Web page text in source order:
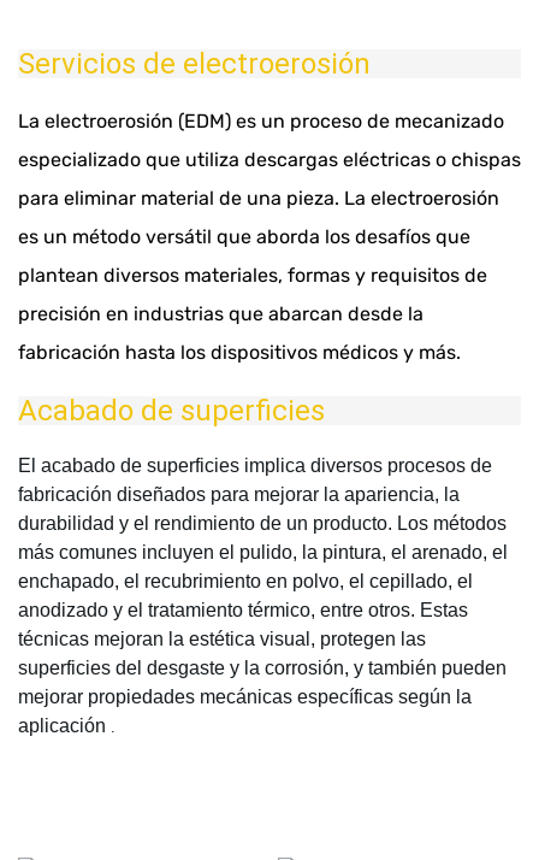
Servicios de electroerosión
La electroerosión (EDM) es un proceso de mecanizado
especializado que utiliza descargas eléctricas o chispas
para eliminar material de una pieza. La electroerosión
es un método versátil que aborda los desafíos que
plantean diversos materiales, formas y requisitos de
precisión en industrias que abarcan desde la
fabricación hasta los dispositivos médicos y más.
Acabado de superficies
El acabado de superficies implica diversos procesos de
fabricación diseñados para mejorar la apariencia, la
durabilidad y el rendimiento de un producto. Los métodos
más comunes incluyen el pulido, la pintura, el arenado, el
enchapado, el recubrimiento en polvo, el cepillado, el
anodizado y el tratamiento térmico, entre otros. Estas
técnicas mejoran la estética visual, protegen las
superficies del desgaste y la corrosión, y también pueden
mejorar propiedades mecánicas específicas según la
aplicación .